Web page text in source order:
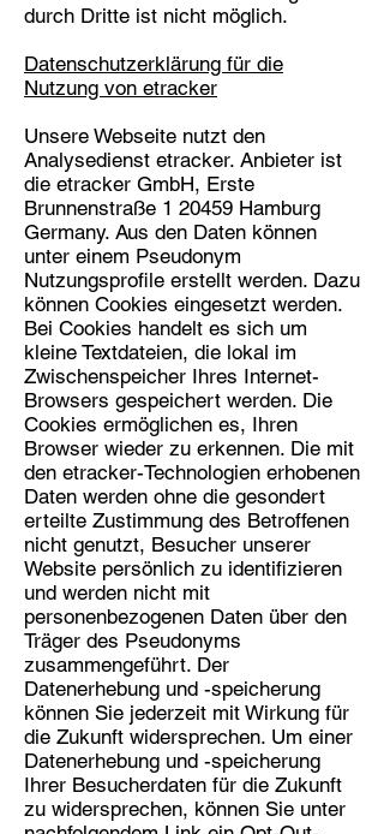
durch Dritte ist nicht möglich.
Datenschutzerklärung für die
Nutzung von etracker
Unsere Webseite nutzt den
Analysedienst etracker. Anbieter ist
die etracker GmbH, Erste
Brunnenstraße 1 20459 Hamburg
Germany. Aus den Daten können
unter einem Pseudonym
Nutzungsprofile erstellt werden. Dazu
können Cookies eingesetzt werden.
Bei Cookies handelt es sich um
kleine Textdateien, die lokal im
Zwischenspeicher Ihres Internet-
Browsers gespeichert werden. Die
Cookies ermöglichen es, Ihren
Browser wieder zu erkennen. Die mit
den etracker-Technologien erhobenen
Daten werden ohne die gesondert
erteilte Zustimmung des Betroffenen
nicht genutzt, Besucher unserer
Website persönlich zu identifizieren
und werden nicht mit
personenbezogenen Daten über den
Träger des Pseudonyms
zusammengeführt. Der
Datenerhebung und -speicherung
können Sie jederzeit mit Wirkung für
die Zukunft widersprechen. Um einer
Datenerhebung und -speicherung
Ihrer Besucherdaten für die Zukunft
zu widersprechen, können Sie unter